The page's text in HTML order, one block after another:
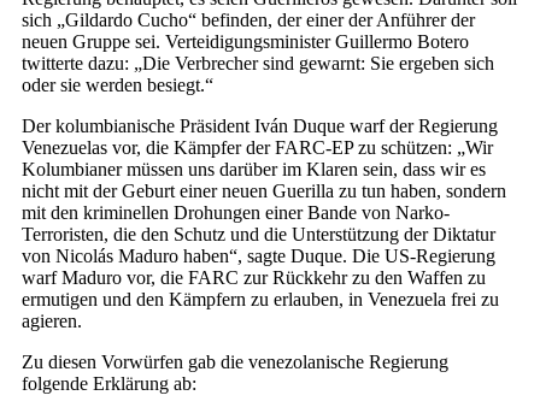
sich „Gildardo Cucho“ befinden, der einer der Anführer der
neuen Gruppe sei. Verteidigungsminister Guillermo Botero
twitterte dazu: „Die Verbrecher sind gewarnt: Sie ergeben sich
oder sie werden besiegt.“
Der kolumbianische Präsident Iván Duque warf der Regierung
Venezuelas vor, die Kämpfer der FARC-EP zu schützen: „Wir
Kolumbianer müssen uns darüber im Klaren sein, dass wir es
nicht mit der Geburt einer neuen Guerilla zu tun haben, sondern
mit den kriminellen Drohungen einer Bande von Narko-
Terroristen, die den Schutz und die Unterstützung der Diktatur
von Nicolás Maduro haben“, sagte Duque. Die US-Regierung
warf Maduro vor, die FARC zur Rückkehr zu den Waffen zu
ermutigen und den Kämpfern zu erlauben, in Venezuela frei zu
agieren.
Zu diesen Vorwürfen gab die venezolanische Regierung
folgende Erklärung ab: